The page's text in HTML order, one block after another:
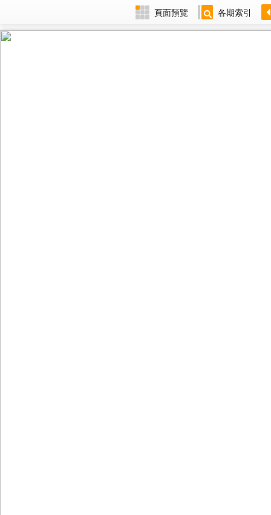
頁面預覽 各期索引